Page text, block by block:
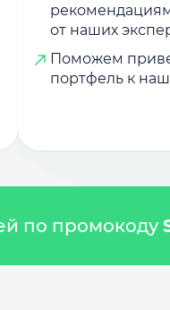
от наших
Поможем
портфель к
по промокоду